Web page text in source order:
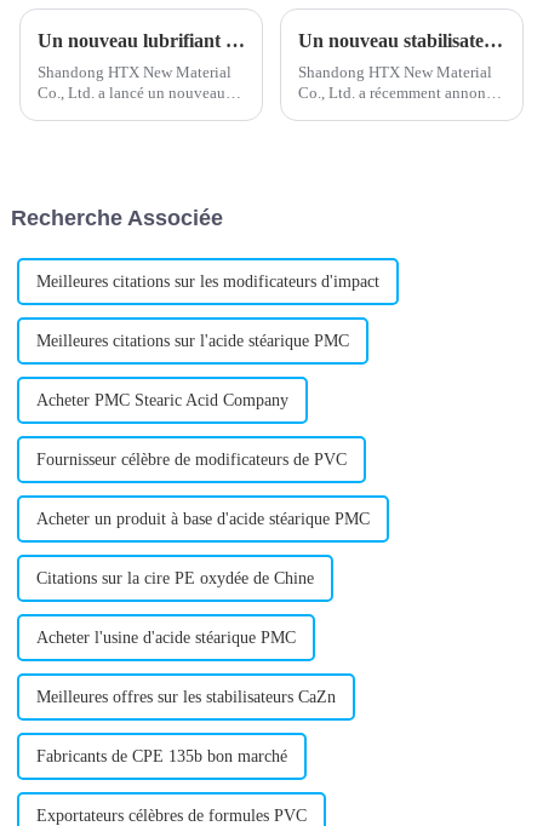
Un nouveau lubrifiant externe en PVC améliore les performances du produit
Shandong HTX New Material
Co., Ltd. a lancé un nouveau
destiné à…
Un nouveau stabilisateur de plomb composé améliore les performances de la batterie
Shandong HTX New Material
Co., Ltd. a récemment annoncé
Recherche Associée
Meilleures citations sur les modificateurs d'impact
Meilleures citations sur l'acide stéarique PMC
Acheter PMC Stearic Acid Company
Fournisseur célèbre de modificateurs de PVC
Acheter un produit à base d'acide stéarique PMC
Citations sur la cire PE oxydée de Chine
Acheter l'usine d'acide stéarique PMC
Meilleures offres sur les stabilisateurs CaZn
Fabricants de CPE 135b bon marché
Exportateurs célèbres de formules PVC